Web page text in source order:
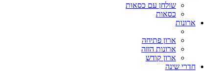
שולחן עם כסאות
כסאות
ארונות
ארון פתיחה
ארונות הזזה
ארון קודש
חדרי שינה